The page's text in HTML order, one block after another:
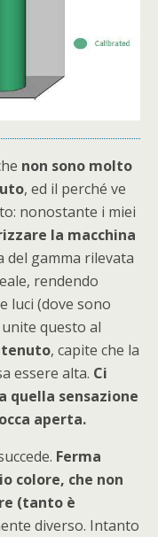
non sono molto
, ed il perché ve
nonostante i miei
la macchina
del gamma rilevata
rendendo
luci (dove sono
questo al
, capite che la
essere alta. Ci
quella sensazione
aperta.
Ferma
colore, che non
(tanto è
diverso. Intanto